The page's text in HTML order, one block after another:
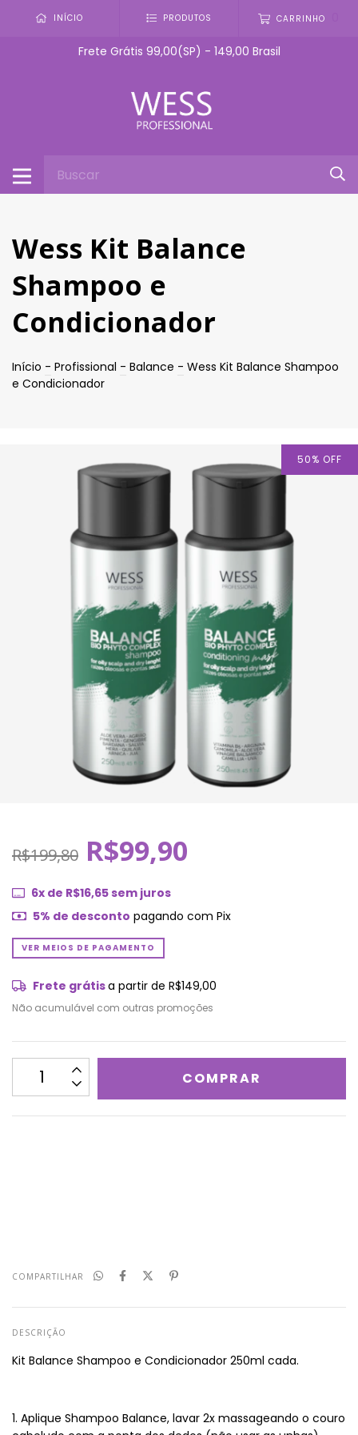
INÍCIO PRODUTOS CARRINHO
Frete Grátis 99,00(SP) - 149,00 Brasil
Wess Kit Balance
Shampoo e
Condicionador
Início - Profissional - Balance - Wess Kit Balance Shampoo
e Condicionador
50% OFF
R$199,80 R$99,90
6x de R$16,65sem juros
5% de desconto pagando com Pix
VER MEIOS DE PAGAMENTO
Frete grátisa partir de R$149,00
Não acumulável com outras promoções
COMPARTILHAR
DESCRIÇÃO
Kit Balance Shampoo e Condicionador 250ml cada.
1. Aplique Shampoo Balance, lavar 2x massageando o couro